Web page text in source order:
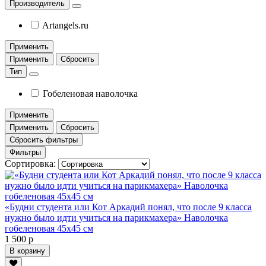
Производитель
Artangels.ru
Применить
Применить
Сбросить
Тип
Гобеленовая наволочка
Применить
Применить
Сбросить
Сбросить фильтры
Фильтры
Сортировка:
«Будни студента или Кот Аркадий понял, что после 9 класса
нужно было идти учиться на парикмахера» Наволочка
гобеленовая 45х45 см
1 500 р
В корзину